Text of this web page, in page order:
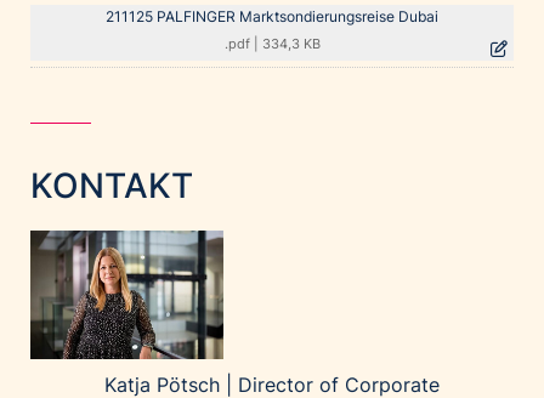
211125 PALFINGER Marktsondierungsreise Dubai
.pdf| 334,3 KB
KONTAKT
Katja Pötsch | Director of Corporate